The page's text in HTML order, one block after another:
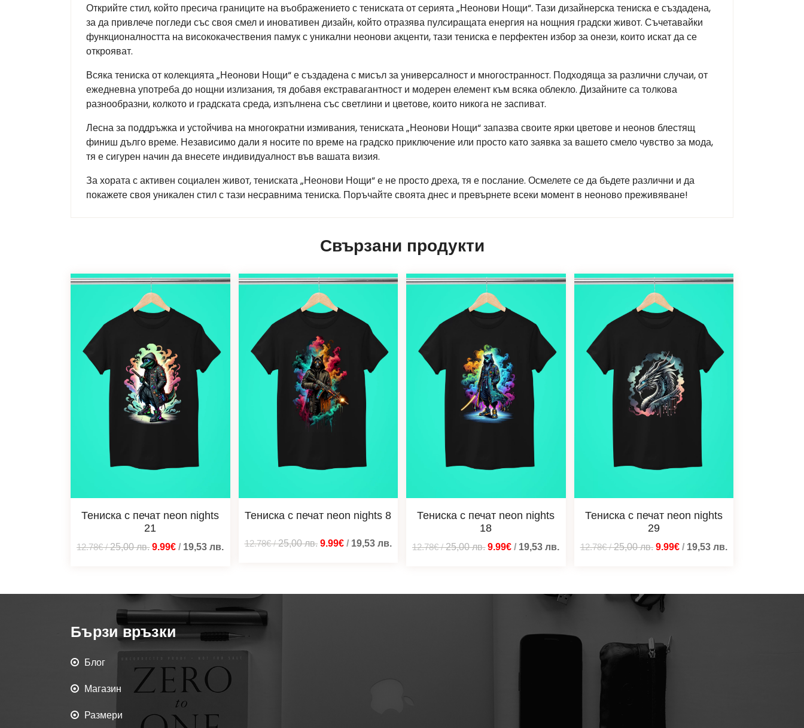
Открийте стил, който пресича границите на въображението с тениската от серията „Неонови Нощи“. Тази дизайнерска тениска е създадена,
за да привлече погледи със своя смел и иновативен дизайн, който отразява пулсиращата енергия на нощния градски живот. Съчетавайки
функционалността на висококачествения памук с уникални неонови акценти, тази тениска е перфектен избор за онези, които искат да се
открояват.
Всяка тениска от колекцията „Неонови Нощи“ е създадена с мисъл за универсалност и многостранност. Подходяща за различни случаи, от
ежедневна употреба до нощни излизания, тя добавя екстравагантност и модерен елемент към всяка облекло. Дизайните са толкова
разнообразни, колкото и градската среда, изпълнена със светлини и цветове, които никога не заспиват.
Лесна за поддръжка и устойчива на многократни измивания, тениската „Неонови Нощи“ запазва своите ярки цветове и неонов блестящ
финиш дълго време. Независимо дали я носите по време на градско приключение или просто като заявка за вашето смело чувство за мода,
тя е сигурен начин да внесете индивидуалност във вашата визия.
За хората с активен социален живот, тениската „Неонови Нощи“ е не просто дреха, тя е послание. Осмелете се да бъдете различни и да
покажете своя уникален стил с тази несравнима тениска. Поръчайте своята днес и превърнете всеки момент в неоново преживяване!
Свързани продукти
Тениска с печат neon nights
21
12.78€/25,00лв. 9.99€ / 19,53лв.
Тениска с печат neon nights 8
12.78€/25,00лв. 9.99€/ 19,53 лв.
Тениска с печат neon nights
18
12.78€/25,00лв. 9.99€ / 19,53лв.
Тениска с печат neon nights
29
12.78€/25,00лв. 9.99€/ 19,53 лв.
Бързи връзки
Блог
Магазин
Размери